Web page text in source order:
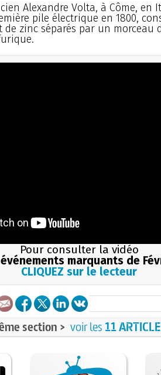
Alexandre Volta, à Côme, en
pile électrique en 1800,
de zinc séparés par un morceau
Pour consulter la vidéo
événements marquants de
CLIQUEZ sur le lecteur
section > voir les 11